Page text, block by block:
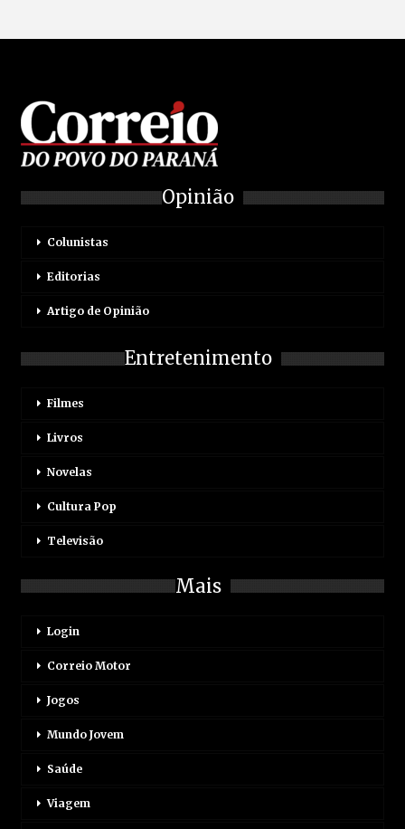
Opinião
Colunistas
Editorias
Artigo de Opinião
Entretenimento
Filmes
Livros
Novelas
Cultura Pop
Televisão
Mais
Login
Correio Motor
Jogos
Mundo Jovem
Saúde
Viagem